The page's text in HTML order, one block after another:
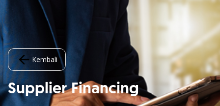
Kembali
Supplier Financing